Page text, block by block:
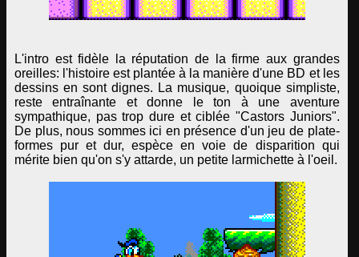
L'intro est fidèle la réputation de la firme aux grandes
oreilles: l'histoire est plantée à la manière d'une BD et les
dessins en sont dignes. La musique, quoique simpliste,
reste entraînante et donne le ton à une aventure
sympathique, pas trop dure et ciblée "Castors Juniors".
De plus, nous sommes ici en présence d'un jeu de plate-
formes pur et dur, espèce en voie de disparition qui
mérite bien qu'on s'y attarde, un petite larmichette à l'oeil.